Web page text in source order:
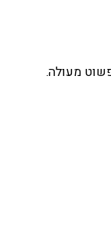
מעולה.